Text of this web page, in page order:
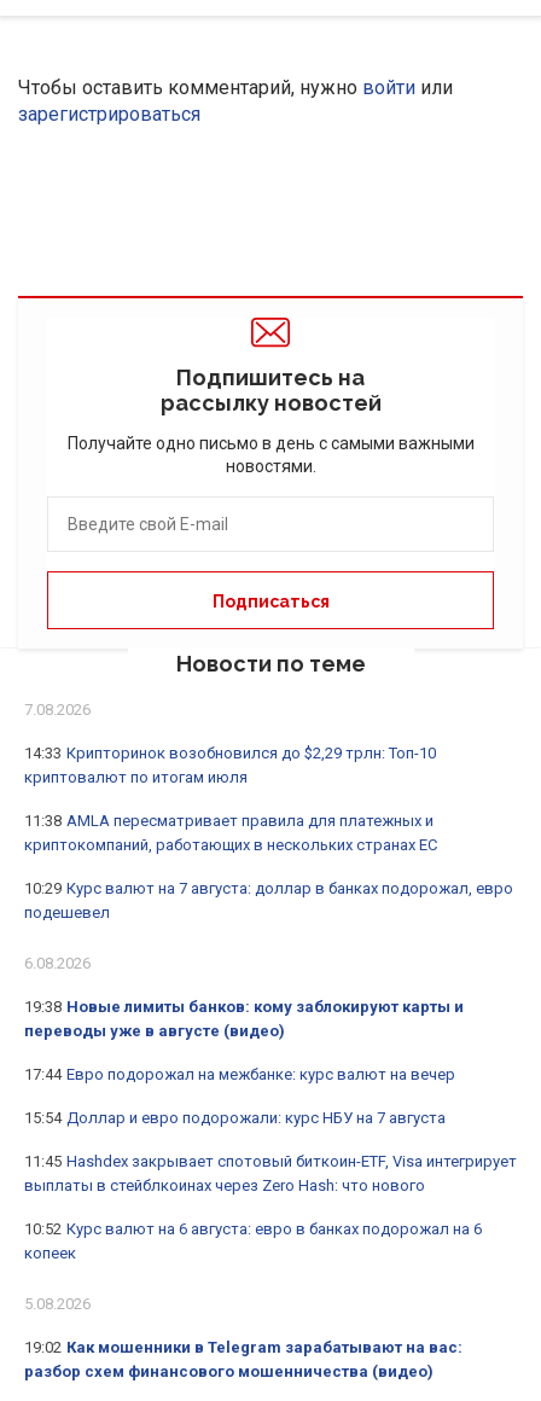
Чтобы оставить комментарий, нужно войти или
зарегистрироваться
Подпишитесь на
рассылку новостей
Получайте одно письмо в день с самыми важными
новостями.
Новости по теме
7.08.2026
14:33 Крипторинок возобновился до $2,29 трлн: Топ-10
криптовалют по итогам июля
11:38 AMLA пересматривает правила для платежных и
криптокомпаний, работающих в нескольких странах ЕС
10:29 Курс валют на 7 августа: доллар в банках подорожал, евро
подешевел
6.08.2026
19:38 Новые лимиты банков: кому заблокируют карты и
переводы уже в августе (видео)
17:44 Евро подорожал на межбанке: курс валют на вечер
15:54 Доллар и евро подорожали: курс НБУ на 7 августа
11:45 Hashdex закрывает спотовый биткоин-ETF, Visa интегрирует
выплаты в стейблкоинах через Zero Hash: что нового
10:52 Курс валют на 6 августа: евро в банках подорожал на 6
копеек
5.08.2026
19:02 Как мошенники в Telegram зарабатывают на вас:
разбор схем финансового мошенничества (видео)